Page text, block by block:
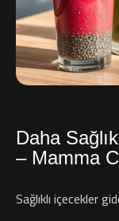
Daha
– Mamma
Sağlıklı içecekler